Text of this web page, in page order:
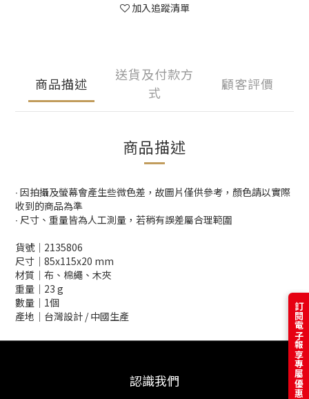
加入追蹤清單
商品描述
送貨及付款方
式
顧客評價
商品描述
∙ 因拍攝及螢幕會產生些微色差，故圖片僅供參考，顏色請以實際
收到的商品為準
∙ 尺寸、重量皆為人工測量，若稍有誤差屬合理範圍
貨號│2135806
尺寸│85x115x20 mm
材質│布、棉繩、木夾
重量│23 g
數量│1個
產地│台灣設計 / 中國生產
認識我們 訂閱電子報享專屬優惠